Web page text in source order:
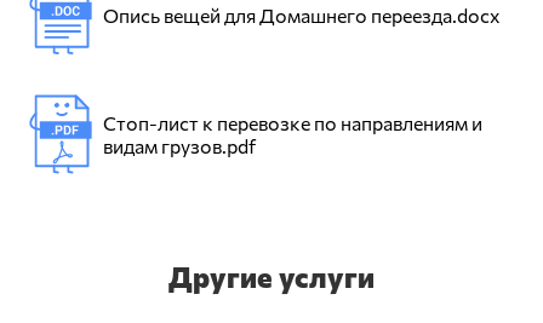
Опись вещей для Домашнего переезда.docx
Стоп-лист к перевозке по направлениям и
видам грузов.pdf
Другие услуги